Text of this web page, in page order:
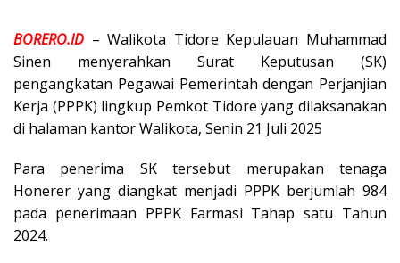
BORERO.ID – Walikota Tidore Kepulauan Muhammad
Sinen menyerahkan Surat Keputusan (SK)
pengangkatan Pegawai Pemerintah dengan Perjanjian
Kerja (PPPK) lingkup Pemkot Tidore yang dilaksanakan
di halaman kantor Walikota, Senin 21 Juli 2025
Para penerima SK tersebut merupakan tenaga
Honerer yang diangkat menjadi PPPK berjumlah 984
pada penerimaan PPPK Farmasi Tahap satu Tahun
2024.